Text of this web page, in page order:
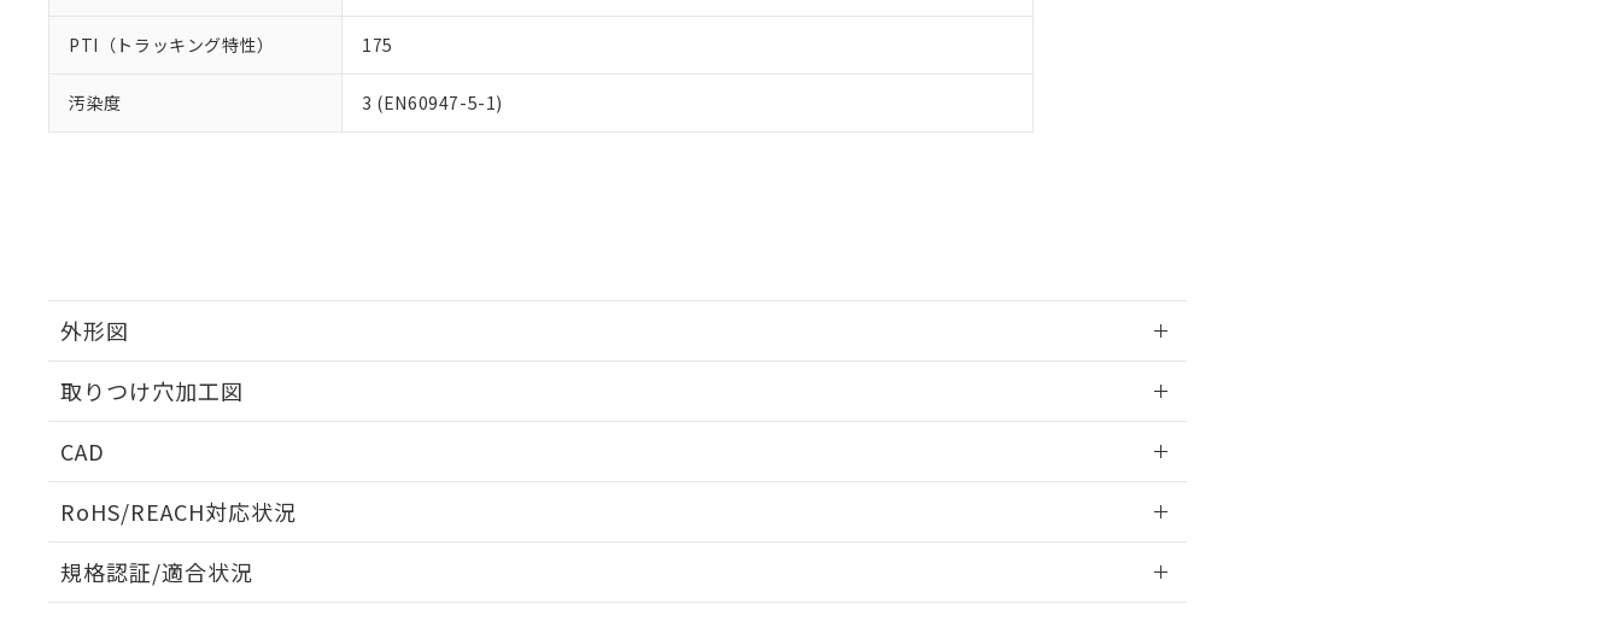
PTI（トラッキング特性） 175
汚染度 3 (EN60947-5-1)
外形図
取りつけ穴加工図
CAD
RoHS/REACH対応状況
EU RoHS 注意事項・凡例
規格認証/適合状況